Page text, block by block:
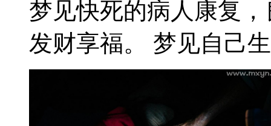
梦见快死的病人康复
发财享福。 梦见自己